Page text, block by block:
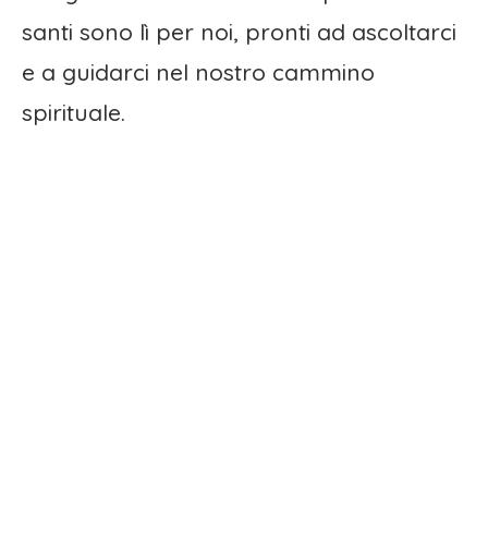
santi sono lì per noi, pronti ad ascoltarci
e a guidarci nel nostro cammino
spirituale.